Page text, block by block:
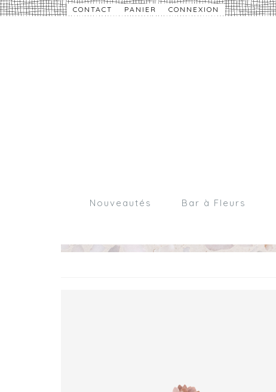
CONTACT PANIER CONNEXION
Nouveautés Bar à Fleurs